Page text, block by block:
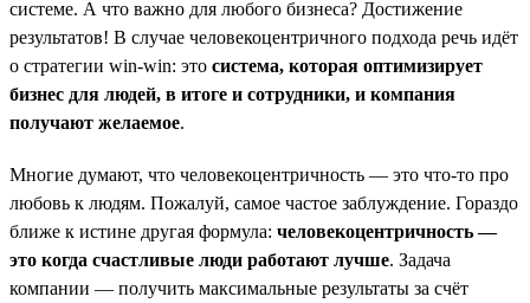
системе. А что важно для любого бизнеса? Достижение
результатов! В случае человекоцентричного подхода речь идёт
о стратегии win-win: это система, которая оптимизирует
бизнес для людей, в итоге и сотрудники, и компания
получают желаемое.
Многие думают, что человекоцентричность — это что-то про
любовь к людям. Пожалуй, самое частое заблуждение. Гораздо
ближе к истине другая формула: человекоцентричность —
это когда счастливые люди работают лучше. Задача
компании — получить максимальные результаты за счёт